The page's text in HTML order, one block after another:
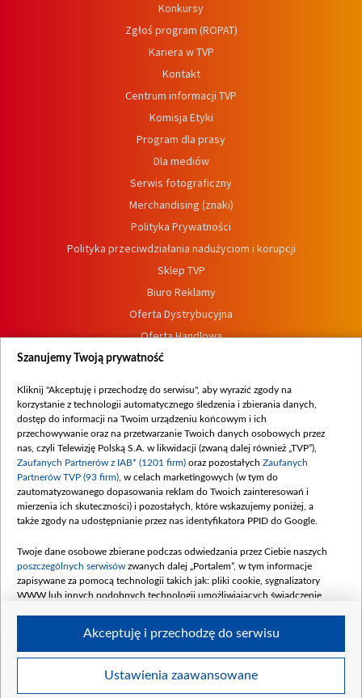
Konkursy
Zgłoś program (ROPAT)
Kariera w TVP
Kontakt
Centrum informacji TVP
Komisja Etyki
Program dla prasy
Dla mediów
Serwis fotograficzny
Merchandising (znaki)
Polityka Prywatności
Polityka przeciwdziałania nadużyciom i korupcji
Sklep TVP
Biuro Reklamy
Oferta Dystrybucyjna
Oferta Handlowa
Dostępność
Procedura zgłoszeń wewnętrznych
Szanujemy Twoją prywatność
Kliknij "Akceptuję i przechodzę do serwisu", aby wyrazić zgody na
korzystanie z technologii automatycznego śledzenia i zbierania danych,
dostęp do informacji na Twoim urządzeniu końcowym i ich
przechowywanie oraz na przetwarzanie Twoich danych osobowych przez
nas, czyli Telewizję Polską S.A. w likwidacji (zwaną dalej również „TVP”),
Zaufanych Partnerów z IAB* (1201 firm) oraz pozostałych Zaufanych
Partnerów TVP (93 firm) , w celach marketingowych (w tym do
zautomatyzowanego dopasowania reklam do Twoich zainteresowań i
mierzenia ich skuteczności) i pozostałych, które wskazujemy poniżej, a
także zgody na udostępnianie przez nas identyfikatora PPID do Google.
Twoje dane osobowe zbierane podczas odwiedzania przez Ciebie naszych
poszczególnych serwisów zwanych dalej „Portalem”, w tym informacje
zapisywane za pomocą technologii takich jak: pliki cookie, sygnalizatory
WWW lub innych podobnych technologii umożliwiających świadczenie
Twoje dane osobowe zbierane podczas odwiedzania przez Ciebie
Ustawienia zaawansowane
Akceptuję i przechodzę do serwisu